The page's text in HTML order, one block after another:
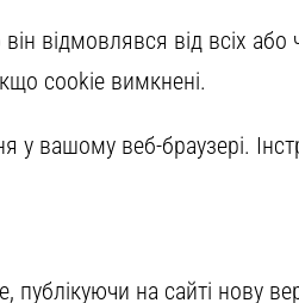
відмовлявся від всіх або
cookie вимкнені.
вашому веб-браузері.
на сайті нову